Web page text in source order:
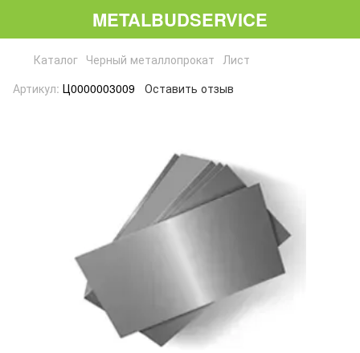
METALBUDSERVICE
Каталог Черный металлопрокат Лист
Артикул: Ц0000003009 Оставить отзыв